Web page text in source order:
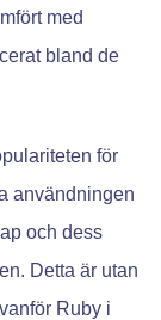
med
bland de
för
användningen
och dess
Detta är utan
Ruby i